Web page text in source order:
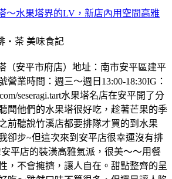
～水果塔界的LV，新店內用空間高雅
‧茶 美味食記
（安平市府店）地址：南市安平區建平
營業時間：週三～週日13:00-18:30IG：
seseragi.tart水果塔名店在安平開了分
聞他們的水果塔很好吃，趁著芒果的季
前聽說竹溪店都要排隊才買的到水果
卻步~但這次來到安平店很幸運沒有排
平店的裝潢高雅氣派，很美～～用餐
，不會擁擠，讓人自在。甜點整齊的呈